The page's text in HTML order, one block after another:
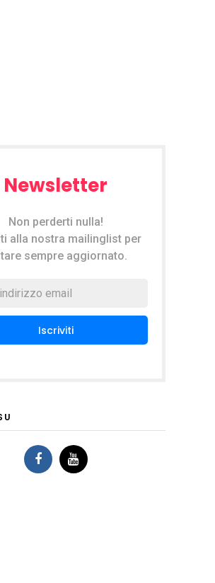
Newsletter
Non perderti nulla!
alla nostra mailinglist per
sempre aggiornato.